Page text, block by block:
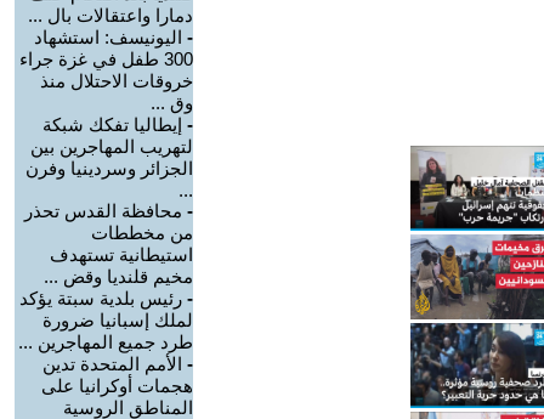
دمارا واعتقالات بال ...
- اليونيسف: استشهاد
300 طفل في غزة جراء
خروقات الاحتلال منذ
وق ...
- إيطاليا تفكك شبكة
لتهريب المهاجرين بين
الجزائر وسردينيا وفرن
...
- محافظة القدس تحذر
من مخططات
استيطانية تستهدف
مخيم قلنديا وقض ...
- رئيس بلدية سبتة يؤكد
لملك إسبانيا ضرورة
طرد جميع المهاجرين ...
- الأمم المتحدة تدين
هجمات أوكرانيا على
المناطق الروسية